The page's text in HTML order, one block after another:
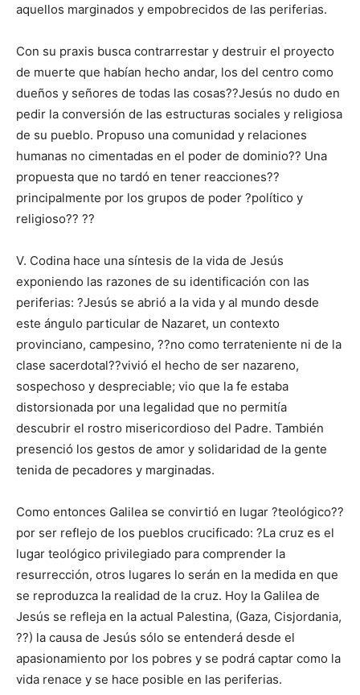
aquellos marginados y empobrecidos de las periferias.
Con su praxis busca contrarrestar y destruir el proyecto
de muerte que habían hecho andar, los del centro como
dueños y señores de todas las cosas??Jesús no dudo en
pedir la conversión de las estructuras sociales y religiosa
de su pueblo. Propuso una comunidad y relaciones
humanas no cimentadas en el poder de dominio?? Una
propuesta que no tardó en tener reacciones??
principalmente por los grupos de poder ?político y
religioso?? ??
V. Codina hace una síntesis de la vida de Jesús
exponiendo las razones de su identificación con las
periferias: ?Jesús se abrió a la vida y al mundo desde
este ángulo particular de Nazaret, un contexto
provinciano, campesino, ??no como terrateniente ni de la
clase sacerdotal??vivió el hecho de ser nazareno,
sospechoso y despreciable; vio que la fe estaba
distorsionada por una legalidad que no permitía
descubrir el rostro misericordioso del Padre. También
presenció los gestos de amor y solidaridad de la gente
tenida de pecadores y marginadas.
Como entonces Galilea se convirtió en lugar ?teológico??
por ser reflejo de los pueblos crucificado: ?La cruz es el
lugar teológico privilegiado para comprender la
resurrección, otros lugares lo serán en la medida en que
se reproduzca la realidad de la cruz. Hoy la Galilea de
Jesús se refleja en la actual Palestina, (Gaza, Cisjordania,
??) la causa de Jesús sólo se entenderá desde el
apasionamiento por los pobres y se podrá captar como la
vida renace y se hace posible en las periferias.